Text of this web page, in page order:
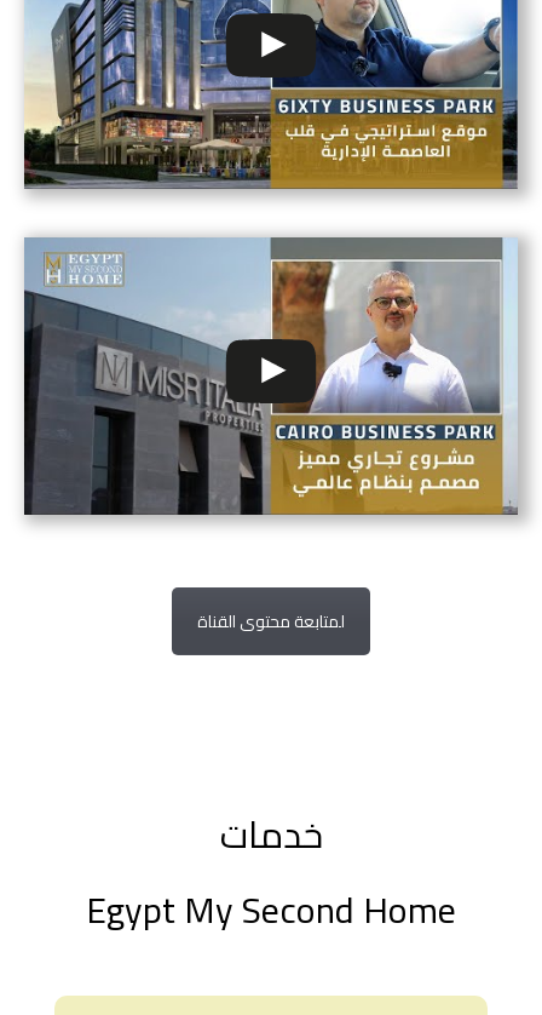
لمتابعة محتوى القناة
خدمات
Egypt My Second Home